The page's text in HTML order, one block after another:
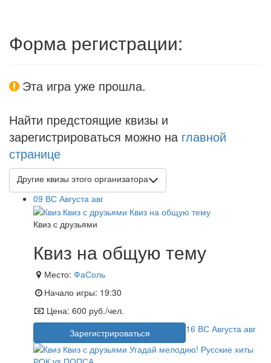
Форма регистрации:
Эта игра уже прошла.
Найти предстоящие квизы и
зарегистрироваться можно на главной
странице
Другие квизы этого организатора
09 ВС Августа авг
Квиз с друзьями
Квиз на общую тему
Место: ФаСоль
Начало игры: 19:30
Цена: 600 руб./чел.
Зарегистрироваться
16 ВС Августа авг